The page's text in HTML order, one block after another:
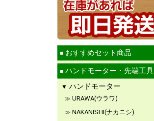
おすすめセット商品
ハンドモーター・先端工具
ハンドモーター
URAWA(ウラワ)
NAKANISHI(ナカニシ)